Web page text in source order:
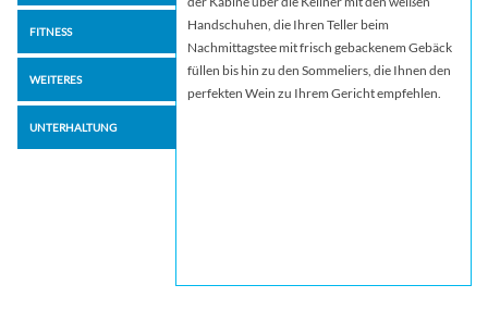
FITNESS
WEITERES
UNTERHALTUNG
Handschuhen, die Ihren Teller beim
Nachmittagstee mit frisch gebackenem Gebäck
füllen bis hin zu den Sommeliers, die Ihnen den
perfekten Wein zu Ihrem Gericht empfehlen.